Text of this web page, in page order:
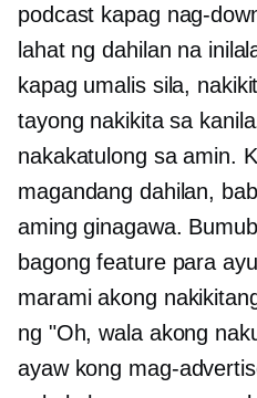
podcast kapag nag-
lahat ng dahilan na
kapag umalis sila,
tayong nakikita sa
nakakatulong sa amin.
magandang dahilan,
aming ginagawa.
bagong feature para
marami akong
ng "Oh, wala akong
ayaw kong mag-